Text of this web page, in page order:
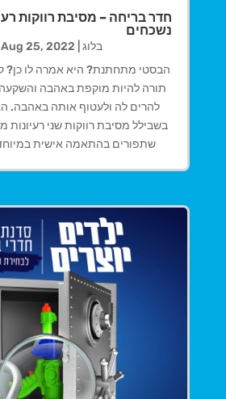
חדר בריחה – מסיבת רווקות
נשכחים
Aug 25, 2022 בלוג
הבסטי מתחתנת? היא אמרה לו כן?
תורה להיות מוקפת באהבה
להרים לה ולעטוף אותה באהבה.
בשבילל מסיבת רווקות שני רעיונות
שתפורים בהתאמה אישית